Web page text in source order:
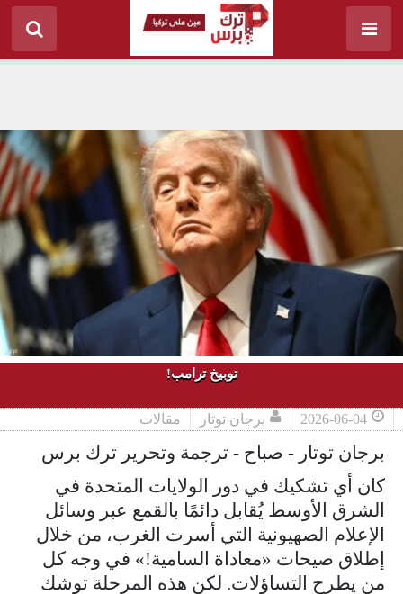
توبيخ ترامب!
2026-06-04 برجان توتار مقالات
برجان توتار - صباح - ترجمة وتحرير ترك برس
كان أي تشكيك في دور الولايات المتحدة في
الشرق الأوسط يُقابل دائمًا بالقمع عبر وسائل
الإعلام الصهيونية التي أسرت الغرب، من خلال
إطلاق صيحات «معاداة السامية!» في وجه كل
من يطرح التساؤلات. لكن هذه المرحلة توشك